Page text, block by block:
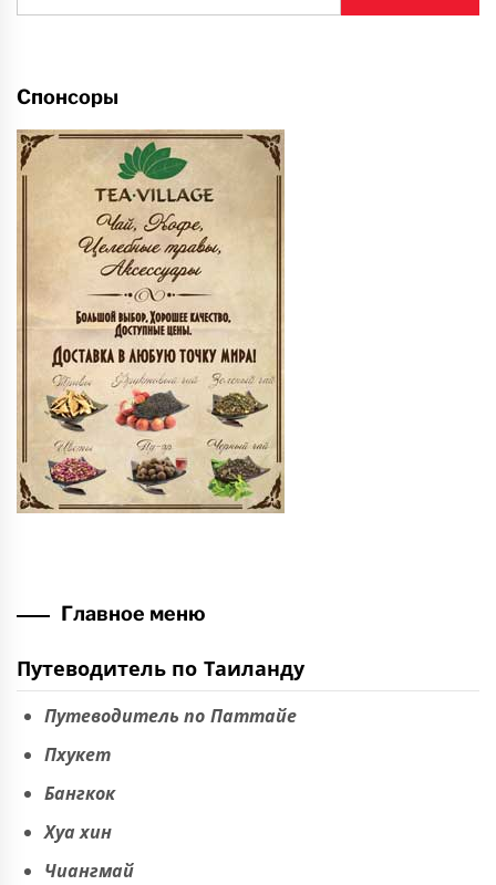
Спонсоры
Главное меню
Путеводитель по Таиланду
Путеводитель по Паттайе
Пхукет
Бангкок
Хуа хин
Чиангмай